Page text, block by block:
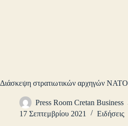
Διάσκεψη στρατιωτικών αρχηγών ΝΑΤΟ
Press Room Cretan Business
17 Σεπτεμβρίου 2021
Ειδήσεις